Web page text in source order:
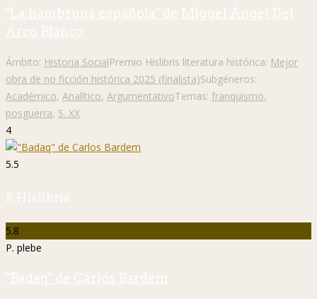
"La hambruna española" de Miguel Ángel Del
Arco Blanco
Ámbito: Historia SocialPremio Hislibris literatura histórica: Mejor
obra de no ficción histórica 2025 (finalista)Subgéneros:
Académico, Analítico, ArgumentativoTemas: franquismo,
posguerra, S. XX
4
5.5
P. Hislibris
5.8
P. plebe
"Badaq" de Carlos Bardem